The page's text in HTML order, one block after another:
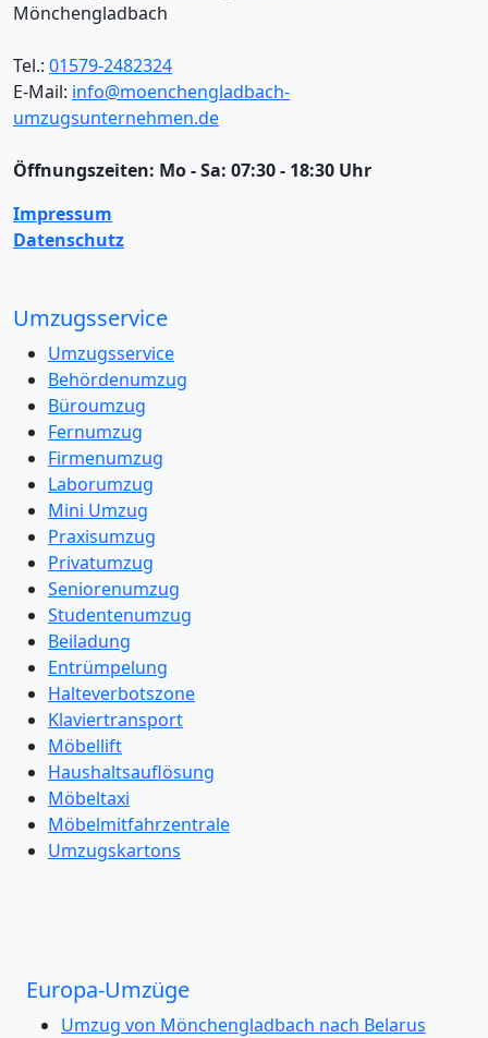
Mönchengladbach
Tel.: 01579-2482324
E-Mail: info@moenchengladbach-
umzugsunternehmen.de
Öffnungszeiten: Mo - Sa: 07:30 - 18:30 Uhr
Impressum
Datenschutz
Umzugsservice
Umzugsservice
Behördenumzug
Büroumzug
Fernumzug
Firmenumzug
Laborumzug
Mini Umzug
Praxisumzug
Privatumzug
Seniorenumzug
Studentenumzug
Beiladung
Entrümpelung
Halteverbotszone
Klaviertransport
Möbellift
Haushaltsauflösung
Möbeltaxi
Möbelmitfahrzentrale
Umzugskartons
Europa-Umzüge
Umzug von Mönchengladbach nach Belarus